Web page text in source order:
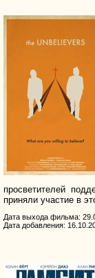
просветителей
приняли участие в
Дата выхода фильма:
Дата добавления: